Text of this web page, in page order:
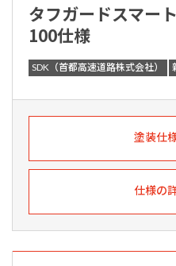
タフガードスマー
100仕様
SDK（首都高速道路株式会社）
塗装仕
仕様の